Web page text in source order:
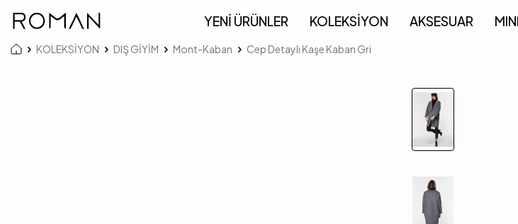
YENİ ÜRÜNLER KOLEKSİYON AKSESUAR
KOLEKSİYON DIŞ GİYİM Mont-Kaban Cep Detaylı Kaşe Kaban Gri